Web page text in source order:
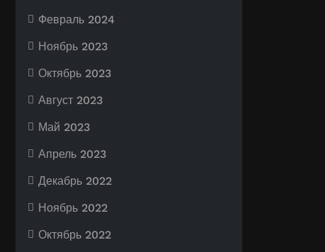
Февраль 2024
Ноябрь 2023
Октябрь 2023
Август 2023
Май 2023
Апрель 2023
Декабрь 2022
Ноябрь 2022
Октябрь 2022